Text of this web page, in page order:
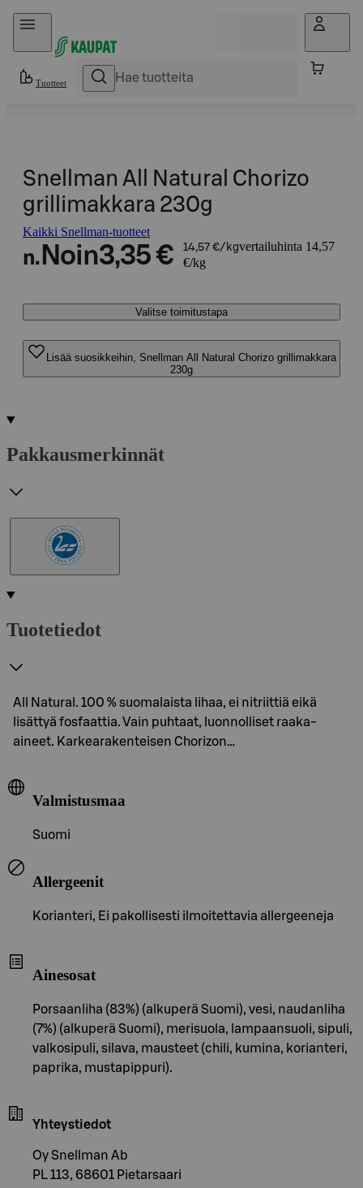
Hyppää sisältöön
Tuotteet
Snellman All Natural Chorizo
grillimakkara 230g
Kaikki Snellman-tuotteet
n. Noin3,35 € 14,57 €/kgvertailuhinta 14,57
€/kg
Valitse toimitustapa
Lisää suosikkeihin, Snellman All Natural Chorizo grillimakkara
230g
Pakkausmerkinnät
Tuotetiedot
All Natural. 100 % suomalaista lihaa, ei nitriittiä eikä
lisättyä fosfaattia. Vain puhtaat, luonnolliset raaka-
aineet. Karkearakenteisen Chorizon…
Valmistusmaa
Suomi
Allergeenit
Korianteri, Ei pakollisesti ilmoitettavia allergeeneja
Ainesosat
Porsaanliha (83%) (alkuperä Suomi), vesi, naudanliha
(7%) (alkuperä Suomi), merisuola, lampaansuoli, sipuli,
valkosipuli, silava, mausteet (chili, kumina, korianteri,
paprika, mustapippuri).
Yhteystiedot
Oy Snellman Ab
PL 113, 68601 Pietarsaari